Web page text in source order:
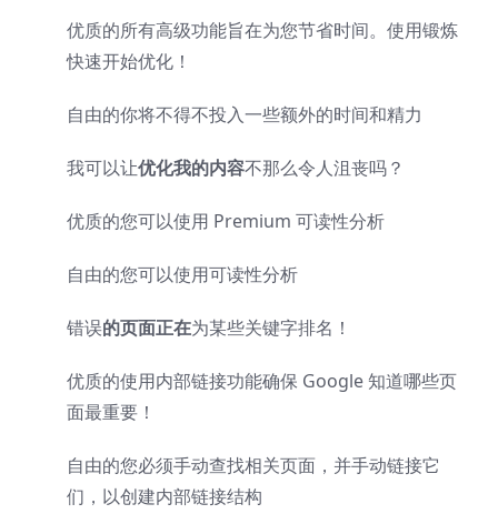
优质的所有高级功能旨在为您节省时间。使用锻炼
快速开始优化！
自由的你将不得不投入一些额外的时间和精力
我可以让优化我的内容不那么令人沮丧吗？
优质的您可以使用 Premium 可读性分析
自由的您可以使用可读性分析
错误的页面正在为某些关键字排名！
优质的使用内部链接功能确保 Google 知道哪些页
面最重要！
自由的您必须手动查找相关页面，并手动链接它
们，以创建内部链接结构